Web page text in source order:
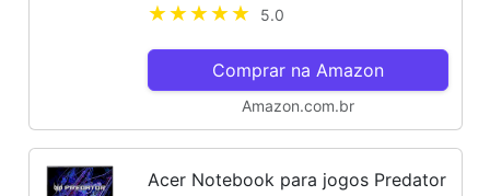
5.0
Comprar na Amazon
Amazon.com.br
Acer Notebook para jogos Predator